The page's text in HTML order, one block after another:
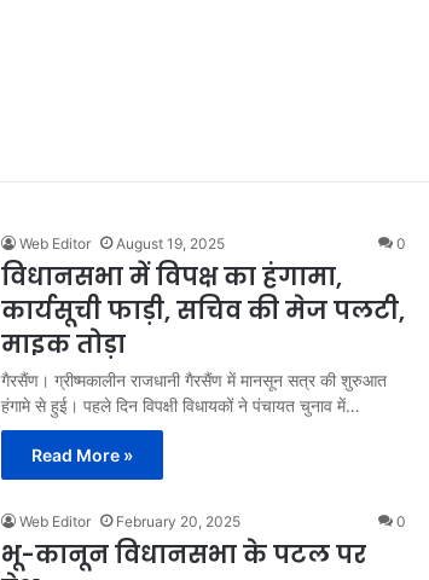
Web Editor August 19, 2025 0
विधानसभा में विपक्ष का हंगामा,
कार्यसूची फाड़ी, सचिव की मेज पलटी,
माइक तोड़ा
गैरसैंण। ग्रीष्मकालीन राजधानी गैरसैंण में मानसून सत्र की शुरुआत
हंगामे से हुई। पहले दिन विपक्षी विधायकों ने पंचायत चुनाव में…
Read More »
Web Editor February 20, 2025 0
भू-कानून विधानसभा के पटल पर